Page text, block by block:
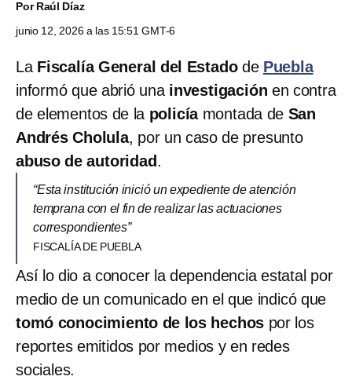
PorRaúl Díaz
junio 12, 2026 a las 15:51 GMT-6
La Fiscalía General del Estadode Puebla
informó que abrió una investigación en contra
de elementos de la policíamontada de San
Andrés Cholula, por un caso de presunto
abuso de autoridad .
“Esta institución inició un expediente de atención
temprana con el fin de realizar las actuaciones
correspondientes”
FISCALÍA DE PUEBLA
Así lo dio a conocer la dependencia estatal por
medio de un comunicado en el que indicó que
tomó conocimiento de los hechos por los
reportes emitidos por medios y en redes
sociales.